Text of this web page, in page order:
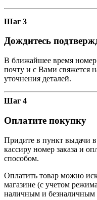
Шаг 3
Дождитесь
В ближайшее время номер
почту и с Вами свяжется
уточнения деталей.
Шаг 4
Оплатите покупку
Придите в пункт выдачи
кассиру номер заказа и
способом.
Оплатить товар можно
магазине (с учетом
наличным и безналичным